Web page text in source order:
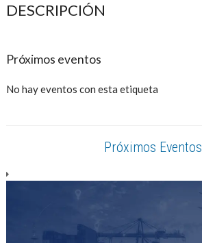
DESCRIPCIÓN
Próximos eventos
No hay eventos con esta etiqueta
Próximos Eventos